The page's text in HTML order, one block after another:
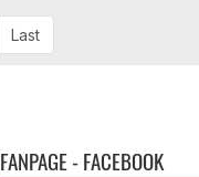
Last
FANPAGE - FACEBOOK